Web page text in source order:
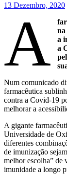
13 Dezembro, 2020
A
na
a
a
Num comunicado
farmacêutica
contra a Covid-19
melhorar a
A gigante
Universidade de
diferentes
de imunização
melhor escolha” de
imunidade a longo